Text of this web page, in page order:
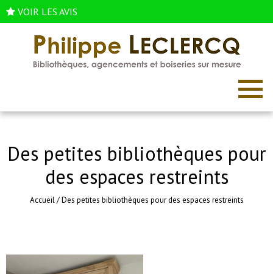
VOIR LES AVIS
Des petites bibliothèques pour
des espaces restreints
Accueil/Des petites bibliothèques pour des espaces restreints